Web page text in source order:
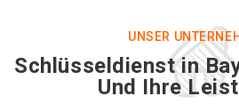
UNSER
Schlüsseldienst in
Und Ihre